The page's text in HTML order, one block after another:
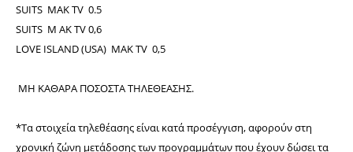
SUITS ΜΑΚ TV 0.5
SUITS Μ ΑΚ TV 0,6
LOVE ISLAND (USA) ΜΑΚ TV 0,5
ΜΗ ΚΑΘΑΡΑ ΠΟΣΟΣΤΑ ΤΗΛΕΘΕΑΣΗΣ.
*Τα στοιχεία τηλεθέασης είναι κατά προσέγγιση, αφορούν στη
χρονική ζώνη μετάδοσης των προγραμμάτων που έχουν δώσει τα